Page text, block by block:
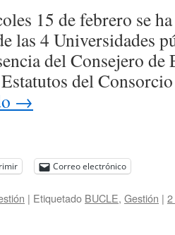
15 de febrero se
las 4 Universidades
del Consejero
del
→
Correo electrónico
| Etiquetado BUCLE, Gestión |